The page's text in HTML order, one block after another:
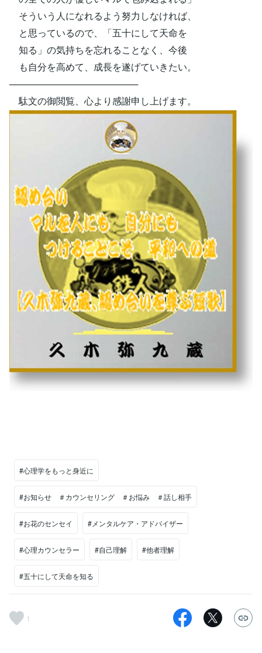
そういう人になれるよう努力しなければ、
と思っているので、「五十にして天命を
知る」の気持ちを忘れることなく、今後
も自分を高めて、成長を遂げていきたい。
────────────────────
駄文の御閲覧、心より感謝申し上げます。
#心理学をもっと身近に
#お知らせ ＃カウンセリング ＃お悩み ＃話し相手
#お花のセンセイ #メンタルケア・アドバイザー
#心理カウンセラー #自己理解 #他者理解
#五十にして天命を知る
1